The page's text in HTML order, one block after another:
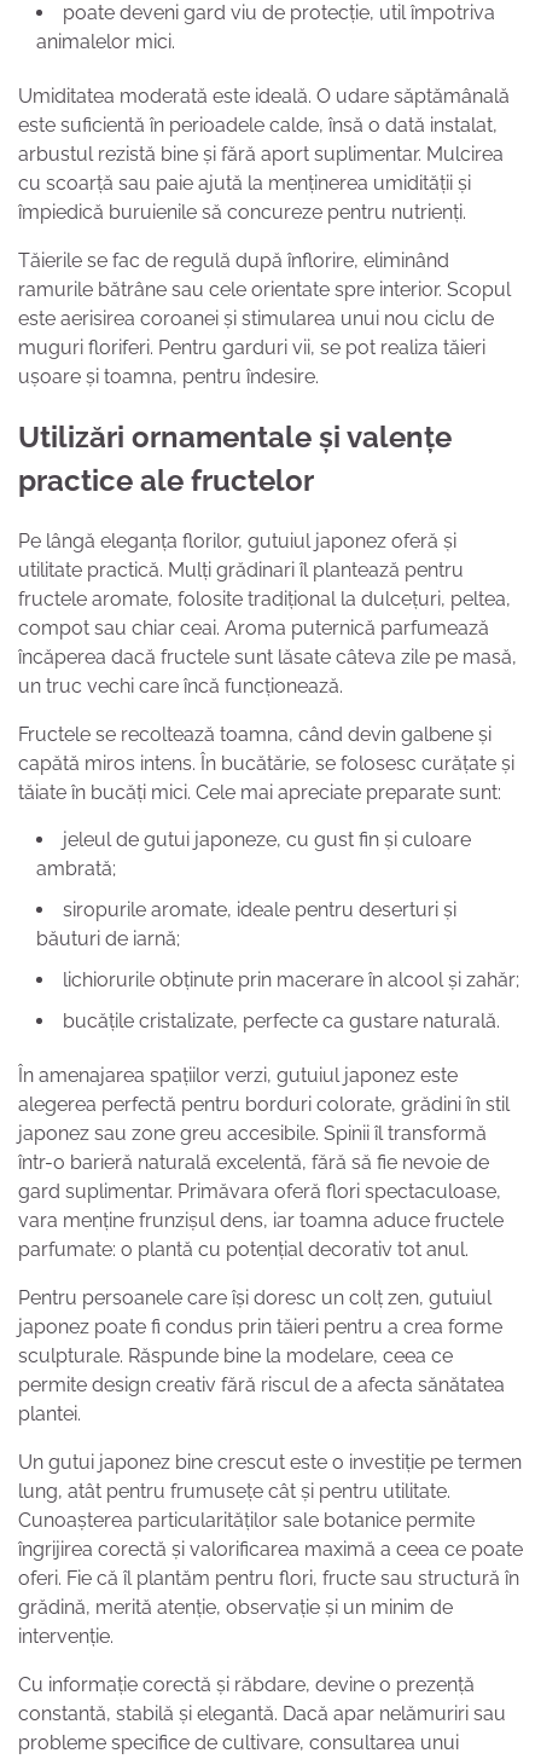
poate deveni gard viu de protecție, util împotriva
animalelor mici.
Umiditatea moderată este ideală. O udare săptămânală
este suficientă în perioadele calde, însă o dată instalat,
arbustul rezistă bine și fără aport suplimentar. Mulcirea
cu scoarță sau paie ajută la menținerea umidității și
împiedică buruienile să concureze pentru nutrienți.
Tăierile se fac de regulă după înflorire, eliminând
ramurile bătrâne sau cele orientate spre interior. Scopul
este aerisirea coroanei și stimularea unui nou ciclu de
muguri floriferi. Pentru garduri vii, se pot realiza tăieri
ușoare și toamna, pentru îndesire.
Utilizări ornamentale și valențe
practice ale fructelor
Pe lângă eleganța florilor, gutuiul japonez oferă și
utilitate practică. Mulți grădinari îl plantează pentru
fructele aromate, folosite tradițional la dulcețuri, peltea,
compot sau chiar ceai. Aroma puternică parfumează
încăperea dacă fructele sunt lăsate câteva zile pe masă,
un truc vechi care încă funcționează.
Fructele se recoltează toamna, când devin galbene și
capătă miros intens. În bucătărie, se folosesc curățate și
tăiate în bucăți mici. Cele mai apreciate preparate sunt:
jeleul de gutui japoneze, cu gust fin și culoare
ambrată;
siropurile aromate, ideale pentru deserturi și
băuturi de iarnă;
lichiorurile obținute prin macerare în alcool și zahăr;
bucățile cristalizate, perfecte ca gustare naturală.
În amenajarea spațiilor verzi, gutuiul japonez este
alegerea perfectă pentru borduri colorate, grădini în stil
japonez sau zone greu accesibile. Spinii îl transformă
într-o barieră naturală excelentă, fără să fie nevoie de
gard suplimentar. Primăvara oferă flori spectaculoase,
vara menține frunzișul dens, iar toamna aduce fructele
parfumate: o plantă cu potențial decorativ tot anul.
Pentru persoanele care își doresc un colț zen, gutuiul
japonez poate fi condus prin tăieri pentru a crea forme
sculpturale. Răspunde bine la modelare, ceea ce
permite design creativ fără riscul de a afecta sănătatea
plantei.
Un gutui japonez bine crescut este o investiție pe termen
lung, atât pentru frumusețe cât și pentru utilitate.
Cunoașterea particularităților sale botanice permite
îngrijirea corectă și valorificarea maximă a ceea ce poate
oferi. Fie că îl plantăm pentru flori, fructe sau structură în
grădină, merită atenție, observație și un minim de
intervenție.
Cu informație corectă și răbdare, devine o prezență
constantă, stabilă și elegantă. Dacă apar nelămuriri sau
probleme specifice de cultivare, consultarea unui